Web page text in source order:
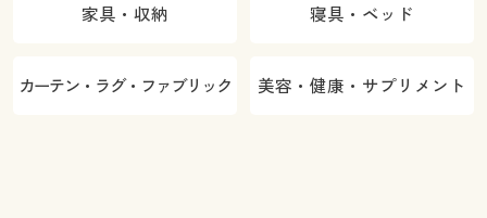
家具・収納 寝具・ベッド
カーテン・ラグ・ファブリック 美容・健康・サプリメント